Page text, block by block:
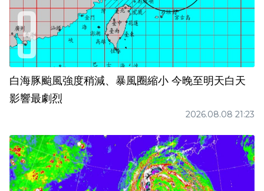
白海豚颱風強度稍減、暴風圈縮小 今晚至明天白天
影響最劇烈
2026.08.08 21:23